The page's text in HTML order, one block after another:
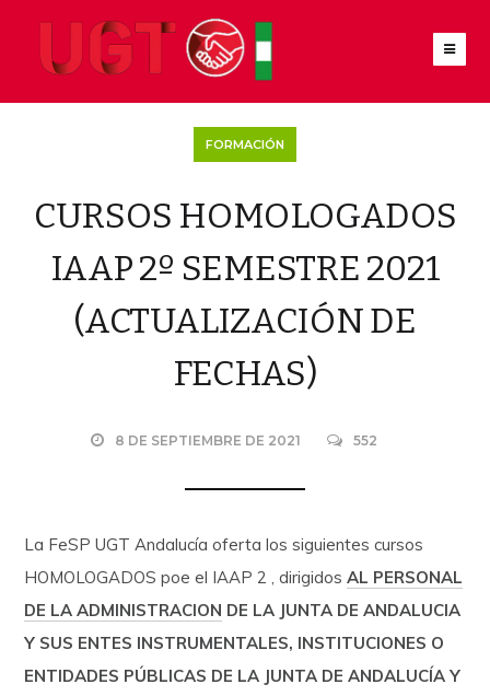
FORMACIÓN
CURSOS HOMOLOGADOS
IAAP 2º SEMESTRE 2021
(ACTUALIZACIÓN DE
FECHAS)
8 DE SEPTIEMBRE DE 2021 552
La FeSP UGT Andalucía oferta los siguientes cursos
HOMOLOGADOS poe el IAAP 2 , dirigidosAL PERSONAL
DE LA ADMINISTRACION DE LA JUNTA DE ANDALUCIA
Y SUS ENTES INSTRUMENTALES, INSTITUCIONES O
ENTIDADES PÚBLICAS DE LA JUNTA DE ANDALUCÍA Y